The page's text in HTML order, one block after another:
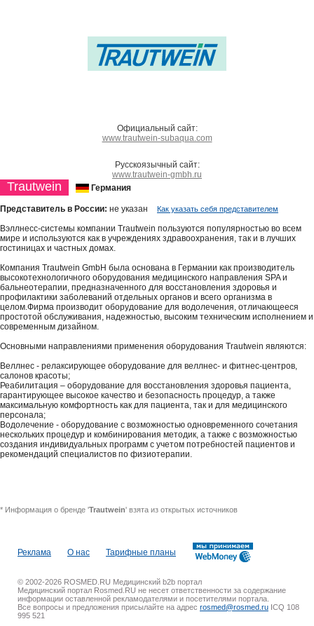
Официальный сайт:
www.trautwein-subaqua.com
Русскоязычный сайт:
www.trautwein-gmbh.ru
Trautwein Германия
Представитель в России: не указан Как указать себя представителем
Вэллнесс-системы компании Trautwein пользуются популярностью во всем
мире и используются как в учреждениях здравоохранения, так и в лучших
гостиницах и частных домах.
Компания Trautwein GmbH была основана в Германии как производитель
высокотехнологичного оборудования медицинского направления SPA и
бальнеотерапии, предназначенного для восстановления здоровья и
профилактики заболеваний отдельных органов и всего организма в
целом.Фирма производит оборудование для водолечения, отличающееся
простотой обслуживания, надежностью, высоким техническим исполнением и
современным дизайном.
Основными направлениями применения оборудования Trautwein являются:
Веллнес - релаксирующее оборудование для веллнес- и фитнес-центров,
салонов красоты;
Реабилитация – оборудование для восстановления здоровья пациента,
гарантирующее высокое качество и безопасность процедур, а также
максимальную комфортность как для пациента, так и для медицинского
персонала;
Водолечение - оборудование с возможностью одновременного сочетания
нескольких процедур и комбинирования методик, а также с возможностью
создания индивидуальных программ с учетом потребностей пациентов и
рекомендаций специалистов по физиотерапии.
* Информация о бренде 'Trautwein' взята из открытых источников
Реклама О нас Тарифные планы
© 2002-2026 ROSMED.RU Медицинский b2b портал
Медицинский портал Rosmed.RU не несет ответственности за содержание
информации оставленной рекламодателями и посетителями портала.
Все вопросы и предложения присылайте на адрес rosmed@rosmed.ru ICQ 108
995 521